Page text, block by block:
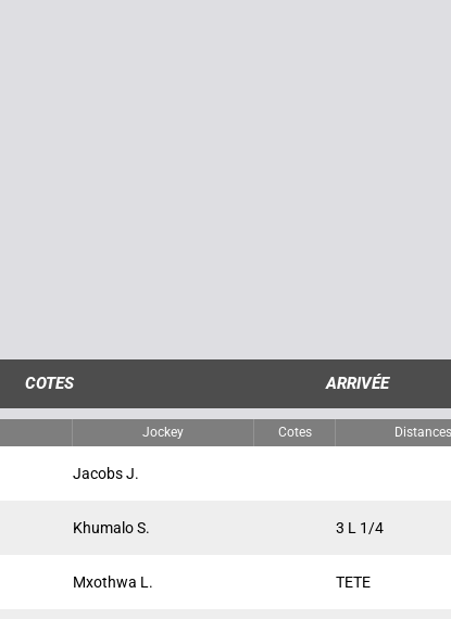
COTES ARRIVÉE
Jockey Cotes Distances
Jacobs J.
Khumalo S. 3 L 1/4
Mxothwa L. TETE